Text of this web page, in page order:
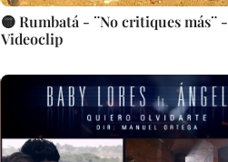
🟡 Rumbatá - ¨No critiques más¨ -
Videoclip